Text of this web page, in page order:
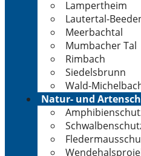
Lampertheim
Lautertal-
Meerbachtal
Mumbacher Tal
Rimbach
Siedelsbrunn
Wald-
Natur- und